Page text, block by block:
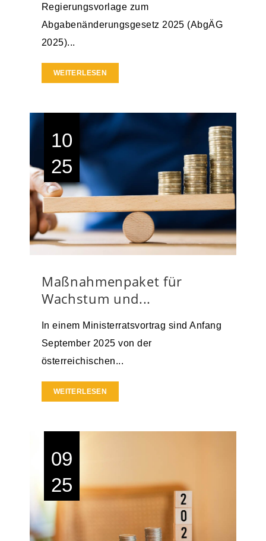
Regierungsvorlage zum
Abgabenänderungsgesetz 2025 (AbgÄG
2025)...
WEITERLESEN
10
25
Maßnahmenpaket für
Wachstum und...
In einem Ministerratsvortrag sind Anfang
September 2025 von der
österreichischen...
WEITERLESEN
09
25